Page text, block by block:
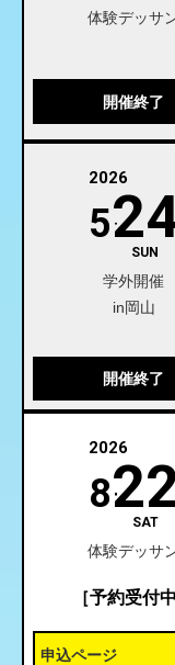
体験デッサ
開催終了
2026
5
SUN
学外開催
in岡山
開催終了
2026
8
SAT
体験デッサ
［予約受付中
申込ページ